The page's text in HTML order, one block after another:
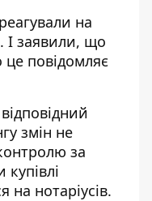
на
. І заявили, що
повідомляє
змін не
за
на нотаріусів.